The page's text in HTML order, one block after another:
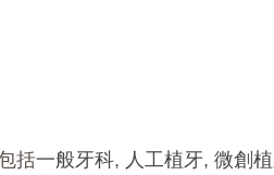
括一般牙科, 人工植牙, 微創